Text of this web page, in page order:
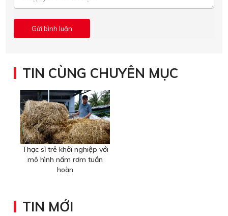
TIN CÙNG CHUYÊN MỤC
Thạc sĩ trẻ khởi nghiệp với
mô hình nấm rơm tuần
hoàn
TIN MỚI